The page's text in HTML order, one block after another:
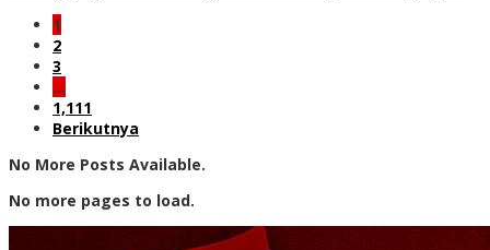
1
2
3
…
1,111
Berikutnya
No More Posts Available.
No more pages to load.